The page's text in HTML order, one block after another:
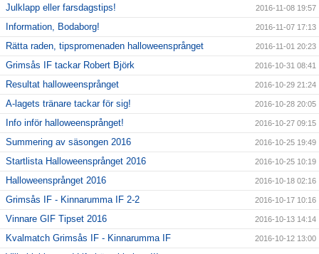
Julklapp eller farsdagstips! 2016-11-08 19:57
Information, Bodaborg! 2016-11-07 17:13
Rätta raden, tipspromenaden halloweensprånget 2016-11-01 20:23
Grimsås IF tackar Robert Björk 2016-10-31 08:41
Resultat halloweensprånget 2016-10-29 21:24
A-lagets tränare tackar för sig! 2016-10-28 20:05
Info inför halloweensprånget! 2016-10-27 09:15
Summering av säsongen 2016 2016-10-25 19:49
Startlista Halloweensprånget 2016 2016-10-25 10:19
Halloweensprånget 2016 2016-10-18 02:16
Grimsås IF - Kinnarumma IF 2-2 2016-10-17 10:16
Vinnare GIF Tipset 2016 2016-10-13 14:14
Kvalmatch Grimsås IF - Kinnarumma IF 2016-10-12 13:00